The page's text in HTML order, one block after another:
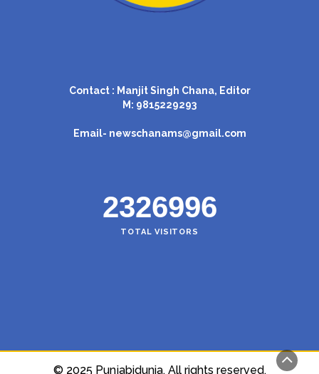
Contact : Manjit Singh Chana, Editor
M: 9815229293
Email- newschanams@gmail.com
2326996
TOTAL VISITORS
© 2025 Punjabidunia. All rights reserved.